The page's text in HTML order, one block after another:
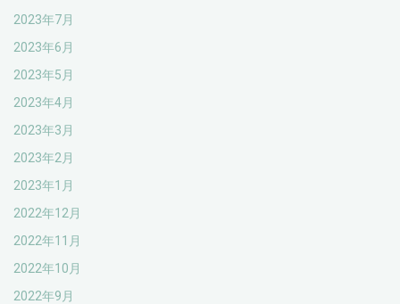
2023年7月
2023年6月
2023年5月
2023年4月
2023年3月
2023年2月
2023年1月
2022年12月
2022年11月
2022年10月
2022年9月